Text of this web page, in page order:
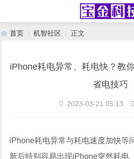
首页 机智社区 正文
iPhone耗电异常、耗电快？教
省电技巧
2023-03-21 05:13
iPhone耗电异常与耗电速度加快等
新后特别容易出现iPhone突然耗电